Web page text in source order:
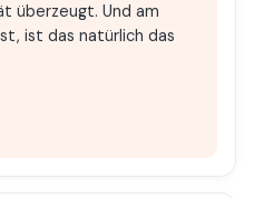
überzeugt. Und am
ist das natürlich das